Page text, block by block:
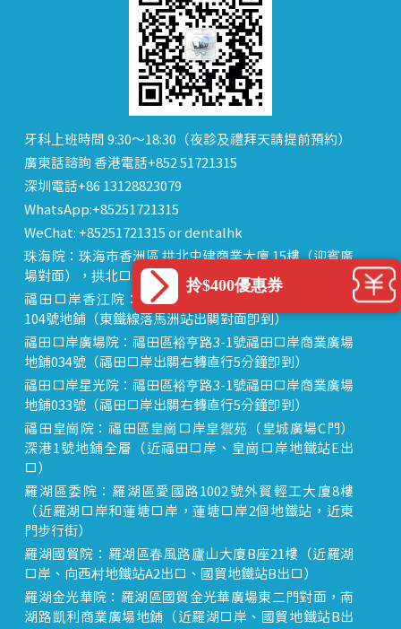
牙科上班時間 9:30～18:30（夜診及禮拜天請提前預約）
廣東話諮詢 香港電話+852 51721315
深圳電話+86 13128823079
WhatsApp:+85251721315
WeChat: +85251721315 or dentalhk
珠海院：珠海市香洲區 拱北中建商業大廈 15樓（迎賓廣
場對面），拱北口岸步行8分鐘直達
福田口岸香江院：福田區福田口岸正對面，海悅華城
104號地鋪（東鐵線落馬洲站出關對面即到）
福田口岸廣場院：福田區裕亨路3-1號福田口岸商業廣場
地鋪034號（福田口岸出關右轉直行5分鐘即到）
福田口岸星光院：福田區裕亨路3-1號福田口岸商業廣場
地鋪033號（福田口岸出關右轉直行5分鐘即到）
福田皇崗院：福田區皇崗口岸皇禦苑（皇城廣場C門）
深港1號地鋪全層（近福田口岸、皇崗口岸地鐵站E出
口）
羅湖區委院：羅湖區愛國路1002號外貿輕工大廈8樓
（近羅湖口岸和蓮塘口岸，蓮塘口岸2個地鐵站，近東
門步行街）
羅湖國貿院：羅湖區春風路廬山大廈B座21樓（近羅湖
口岸、向西村地鐵站A2出口、國貿地鐵站B出口）
羅湖金光華院：羅湖區國貿金光華廣場東二門對面，南
湖路凱利商業廣場地鋪（近羅湖口岸、國貿地鐵站B出
拎$400優惠券